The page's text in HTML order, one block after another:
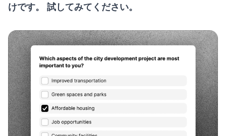
けです。 試してみてください。